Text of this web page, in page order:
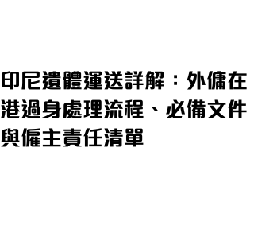
印尼遺體運送詳解：外傭在
港過身處理流程、必備文件
與僱主責任清單